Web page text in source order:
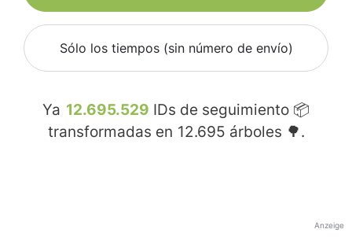
Sólo los tiempos (sin número de envío)
Ya 12.695.529 IDs de seguimiento 📦
transformadas en 12.695 árboles 🌳.
Anzeige